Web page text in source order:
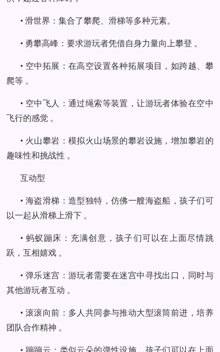
• 滑世界：集合了攀爬、滑梯等多种元素。
• 勇攀高峰：要求游玩者凭借自身力量向上攀登 。
• 空中拓展：在高空设置各种拓展项目，如跨越、攀
爬等 。
• 空中飞人：通过绳索等装置，让游玩者体验在空中
飞行的感觉 。
• 火山攀岩：模拟火山场景的攀岩设施，增加攀岩的
趣味性和挑战性 。
互动型
• 海盗滑梯：造型独特，仿佛一艘海盗船，孩子们可
以一起从滑梯上滑下 。
• 蚂蚁蹦床：充满创意，孩子们可以在上面尽情跳
跃，互相嬉戏 。
• 弹乐迷宫：游玩者需要在迷宫中寻找出口，同时与
其他游玩者互动 。
• 滚滚向前：多人共同参与推动大型滚筒前进，培养
团队合作精神 。
• 蹦蹦云：类似云朵的弹性设施，孩子们可以在上面